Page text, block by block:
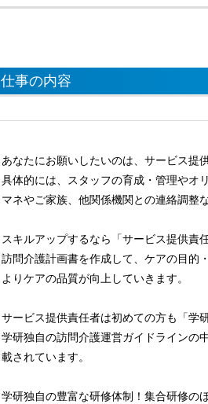
仕事の内容
あなたにお願いしたいのは、サービス提
具体的には、スタッフの育成・管理やオ
マネやご家族、他関係機関との連絡調整
スキルアップするなら「サービス提供責
訪問介護計画書を作成して、ケアの目的
よりケアの品質が向上していきます。
サービス提供責任者は初めての方も「学
学研独自の訪問介護運営ガイドラインの
載されています。
学研独自の豊富な研修体制！集合研修の